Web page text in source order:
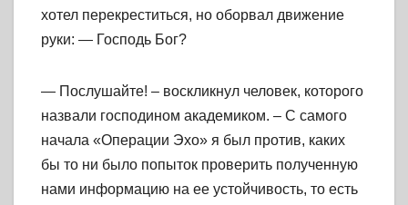
хотел перекреститься, но оборвал движение
руки: — Господь Бог?
— Послушайте! – воскликнул человек, которого
назвали господином академиком. – С самого
начала «Операции Эхо» я был против, каких
бы то ни было попыток проверить полученную
нами информацию на ее устойчивость, то есть